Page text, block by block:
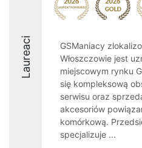
Laureaci
GSManiacy
Włoszczowie jest
miejscowym rynku
się kompleksową
serwisu oraz
akcesoriów
komórkową.
specjalizuje ...